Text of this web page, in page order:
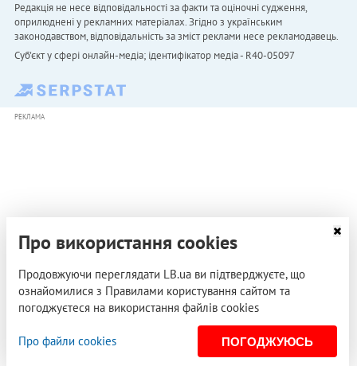
Редакція не несе відповідальності за факти та оціночні судження,
оприлюднені у рекламних матеріалах. Згідно з українським
законодавством, відповідальність за зміст реклами несе рекламодавець.
Cуб'єкт у сфері онлайн-медіа; ідентифікатор медіа - R40-05097
РЕКЛАМА
Про використання cookies
Продовжуючи переглядати LB.ua ви підтверджуєте, що
ознайомилися з Правилами користування сайтом та
погоджуєтеся на використання файлів cookies
Про файли cookies ПОГОДЖУЮСЬ